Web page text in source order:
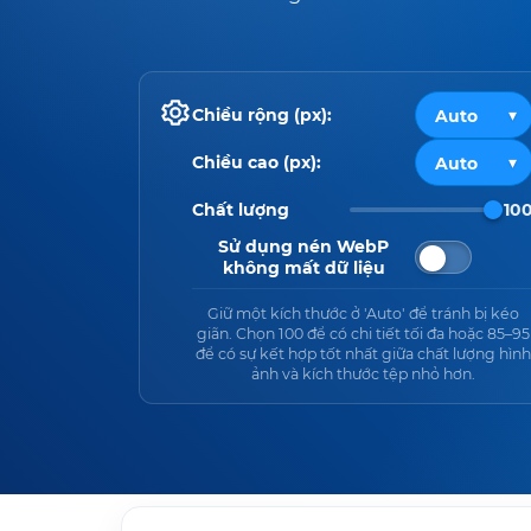
Chiều rộng (px):
Chiều cao (px):
Chất lượng
Sử dụng nén WebP
không mất dữ liệu
Giữ một kích thước ở 'Auto' để tránh bị kéo
giãn. Chọn 100 để có chi tiết tối đa hoặc 85–95
để có sự kết hợp tốt nhất giữa chất lượng hình
ảnh và kích thước tệp nhỏ hơn.